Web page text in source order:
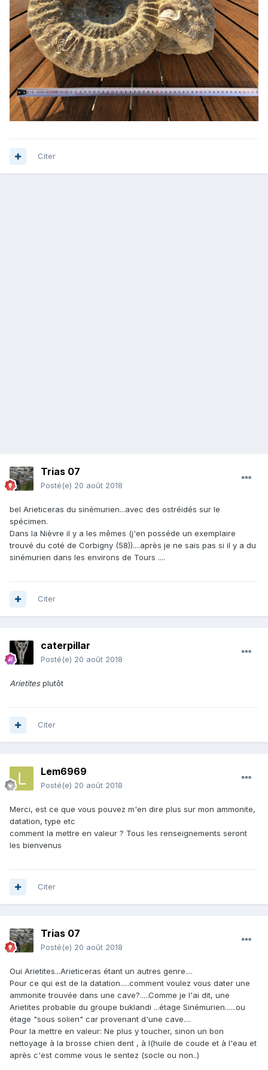
Citer
Trias 07
Posté(e) 20 août 2018
bel Arieticeras du sinémurien...avec des ostréidés sur le
spécimen.
Dans la Nièvre il y a les mêmes (j'en posséde un exemplaire
trouvé du coté de Corbigny (58))....après je ne sais pas si il y a du
sinémurien dans les environs de Tours ....
Citer
caterpillar
Posté(e) 20 août 2018
Arietitesplutôt
Citer
Lem6969
Posté(e) 20 août 2018
Merci, est ce que vous pouvez m'en dire plus sur mon ammonite,
datation, type etc
comment la mettre en valeur ? Tous les renseignements seront
les bienvenus
Citer
Trias 07
Posté(e) 20 août 2018
Oui Arietites...Arieticeras étant un autres genre....
Pour ce qui est de la datation.....comment voulez vous dater une
ammonite trouvée dans une cave?.....Comme je l'ai dit, une
Arietites probable du groupe buklandi ...étage Sinémurien......ou
étage "sous solien" car provenant d'une cave....
Pour la mettre en valeur: Ne plus y toucher, sinon un bon
nettoyage à la brosse chien dent , à l(huile de coude et à l'eau et
après c'est comme vous le sentez (socle ou non..)